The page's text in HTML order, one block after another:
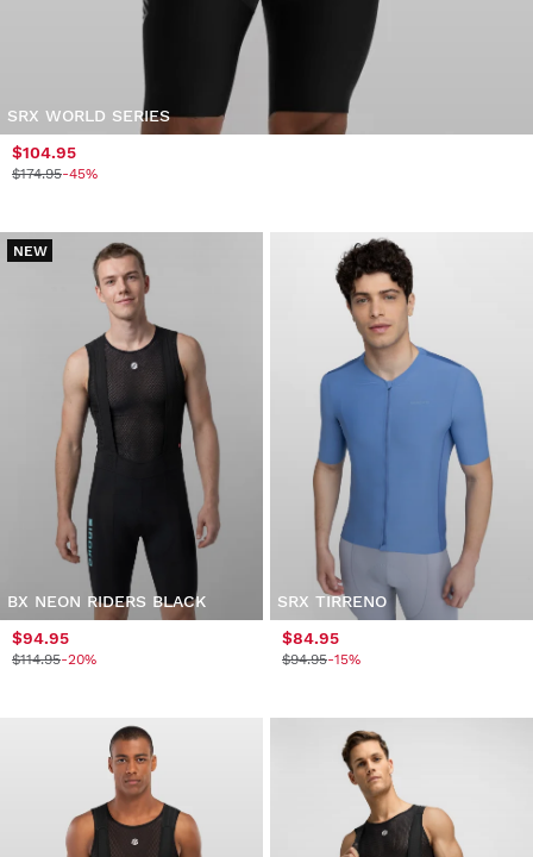
SRX WORLD SERIES
$104.95
$174.95-45%
NEW
BX NEON RIDERS BLACK
$94.95
$114.95-20%
SRX TIRRENO
$84.95
$94.95-15%